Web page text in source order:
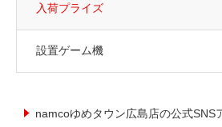
入荷プライズ
設置ゲーム機
namcoゆめタウン広島店の公式SNS